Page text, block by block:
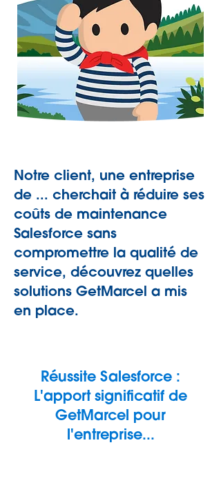
Notre client, une entreprise
de ... cherchait à réduire ses
coûts de maintenance
Salesforce sans
compromettre la qualité de
service, découvrez quelles
solutions GetMarcel a mis
en place.
Réussite Salesforce :
L'apport significatif de
GetMarcel pour
l'entreprise...